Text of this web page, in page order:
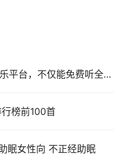
热门歌曲还能寻回你脑海深处里的音乐回忆！
榜前100首
眠女性向 不正经助眠